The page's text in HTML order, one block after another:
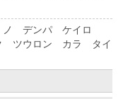
ノ デンパ ケイロ
ツウロン カラ タイ